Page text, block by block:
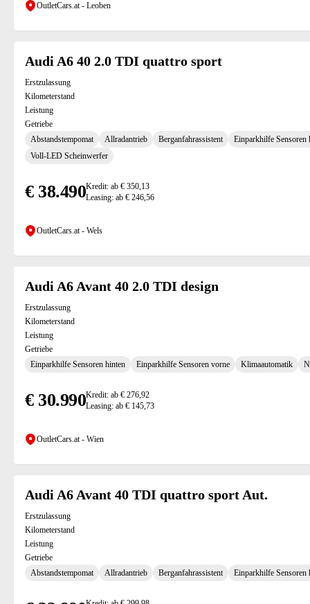
OutletCars.at - Leoben
Audi A6 40 2.0 TDI quattro sport
Erstzulassung
Kilometerstand
Leistung
Getriebe
Abstandstempomat
Allradantrieb Berganfahrassistent
Einparkhilfe Sensoren
Voll-LED Scheinwerfer
€ 38.490Kredit: ab € 350,13
Leasing: ab € 246,56
OutletCars.at - Wels
Audi A6 Avant 40 2.0 TDI design
Erstzulassung
Kilometerstand
Leistung
Getriebe
Einparkhilfe Sensoren hinten
Einparkhilfe Sensoren vorne Klimaautomatik
€ 30.990Kredit: ab € 276,92
Leasing: ab € 145,73
OutletCars.at - Wien
Audi A6 Avant 40 TDI quattro sport Aut.
Erstzulassung
Kilometerstand
Leistung
Getriebe
Abstandstempomat
Allradantrieb Berganfahrassistent Einparkhilfe Sensoren